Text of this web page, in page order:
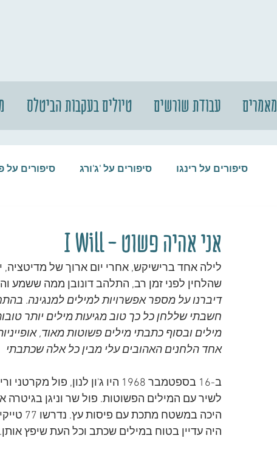
טיולים בעקבות הביטלס עבודת שורשים מאמרים
סיפורים על סיפורים על 'ג'ורג סיפורים על רינגו
אני אהיה פשוט - I Will
לילה אחד ברישיקש, אחרי יום ארוך של מדיטציה,
שהלחין לפני זמן רב, התלהב דונובן ממה ששמע
דיברנו על מספר אפשרויות למילים למנגינה.
חשבתי שללחן כל כך טוב מגיעות מילים יותר
מילים ובסוף כתבתי מילים פשוטות מאוד,
אחד הלחנים האהובים עלי מבין כל אלה שכתבתי
לשיר עם המילים הפשוטות. פול שר וניגן בגיטרה
היכה
היה עדיין בטוח במילים שכתב וכל העת שיפץ אותן.